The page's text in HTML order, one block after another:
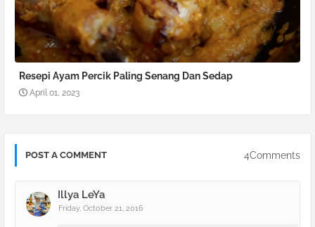
Resepi Ayam Percik Paling Senang Dan Sedap
April 01, 2023
POST A COMMENT 4Comments
Illya LeYa
Friday, October 21, 2016